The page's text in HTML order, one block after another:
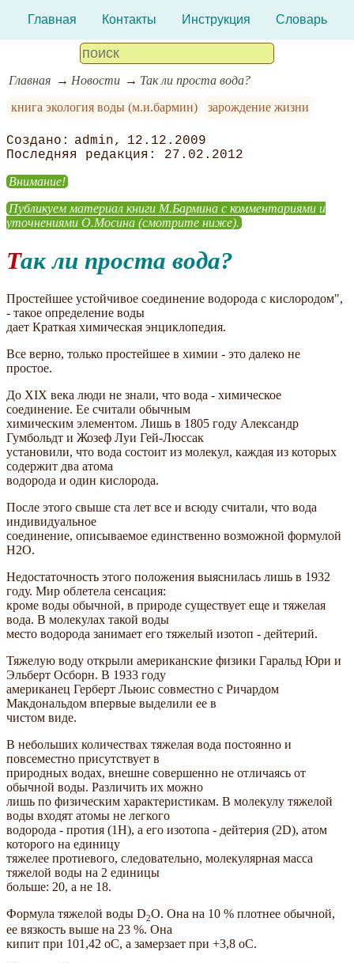
Главная Контакты Инструкция Словарь
Главная Новости
Так ли проста вода?
книга экология воды (м.и.бармин)
зарождение жизни
admin
12.12.2009
27.02.2012
Внимание!
Публикуем материал книги М.Бармина с комментариями и
уточнениями О.Мосина (смотрите ниже).
Так ли проста вода?
Простейшее устойчивое соединение водорода с кислородом",
- такое определение воды
дает Краткая химическая энциклопедия.
Все верно, только простейшее в химии - это далеко не
простое.
До XIX века люди не знали, что вода - химическое
соединение. Ее считали обычным
химическим элементом. Лишь в 1805 году Александр
Гумбольдт и Жозеф Луи Гей-Люссак
установили, что вода состоит из молекул, каждая из которых
содержит два атома
водорода и один кислорода.
После этого свыше ста лет все и всюду считали, что вода
индивидуальное
соединение, описываемое единственно возможной формулой
H2O.
Недостаточность этого положения выяснилась лишь в 1932
году. Мир облетела сенсация:
кроме воды обычной, в природе существует еще и тяжелая
вода. В молекулах такой воды
место водорода занимает его тяжелый изотоп - дейтерий.
Тяжелую воду открыли американские физики Гаральд Юри и
Эльберт Осборн. В 1933 году
американец Герберт Льюис совместно с Ричардом
Макдональдом впервые выделили ее в
чистом виде.
В небольших количествах тяжелая вода постоянно и
повсеместно присутствует в
природных водах, внешне совершенно не отличаясь от
обычной воды. Различить их можно
лишь по физическим характеристикам. В молекулу тяжелой
воды входят атомы не легкого
водорода - протия (1H), а его изотопа - дейтерия (2D), атом
которого на единицу
тяжелее протиевого, следовательно, молекулярная масса
тяжелой воды на 2 единицы
больше: 20, а не 18.
Формула тяжелой воды D2O. Она на 10 % плотнее обычной,
ее вязкость выше на 23 %. Она
кипит при 101,42 oС, а замерзает при +3,8 oС.